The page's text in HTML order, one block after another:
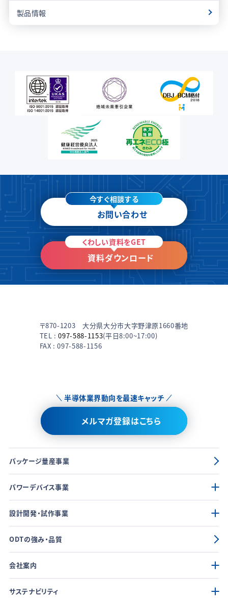
製品情報
今すぐ相談する
お問い合わせ
くわしい資料をGET
資料ダウンロード
〒870-1203 大分県大分市大字野津原1660番地
TEL :097-588-1153(平日8:00~17:00)
FAX : 097-588-1156
半導体業界動向を最速キャッチ
メルマガ登録はこちら
パッケージ量産事業
パワーデバイス事業
設計開発・試作事業
ODTの強み・品質
会社案内
サステナビリティ